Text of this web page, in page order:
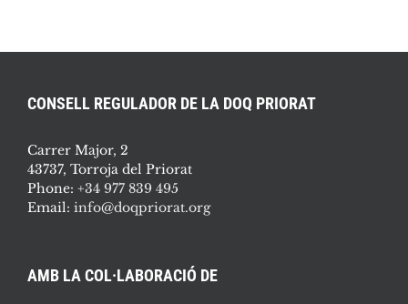
CONSELL REGULADOR DE LA DOQ PRIORAT
Carrer Major, 2
43737, Torroja del Priorat
Phone: +34 977 839 495
Email: info@doqpriorat.org
AMB LA COL·LABORACIÓ DE